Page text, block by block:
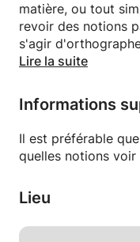
matière, ou tout
revoir des notions
s'agir
ou bien de
déterminer sur
Lire la suite
Informations
Il est préférable
quelles notions voir
Lieu